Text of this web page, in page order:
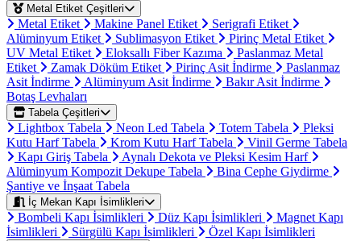
Metal Etiket Çeşitleri
Metal Etiket Makine Panel Etiket
Serigrafi Etiket
Alüminyum Etiket
Sublimasyon Etiket
Pirinç Metal Etiket
UV Metal Etiket
Eloksallı Fiber Kazıma
Paslanmaz Metal
Etiket
Zamak Döküm Etiket Pirinç Asit İndirme
Paslanmaz
Asit İndirme
Alüminyum Asit İndirme
Bakır Asit İndirme
Botaş Levhaları
Tabela Çeşitleri
Lightbox Tabela Neon Led Tabela Totem Tabela
Pleksi
Kutu Harf Tabela
Krom Kutu Harf Tabela
Vinil Germe Tabela
Kapı Giriş Tabela
Aynalı Dekota ve Pleksi Kesim Harf
Alüminyum Kompozit Dekupe Tabela
Bina Cephe Giydirme
Şantiye ve İnşaat Tabela
İç Mekan Kapı İsimlikleri
Bombeli Kapı İsimlikleri Düz Kapı İsimlikleri
Magnet Kapı
İsimlikleri
Sürgülü Kapı İsimlikleri Özel Kapı İsimlikleri